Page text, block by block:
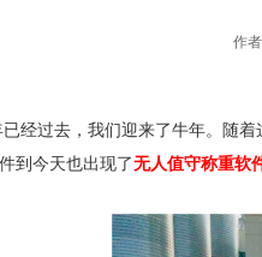
作
过去，我们迎来了牛年。随着
到今天也出现了无人值守称重软